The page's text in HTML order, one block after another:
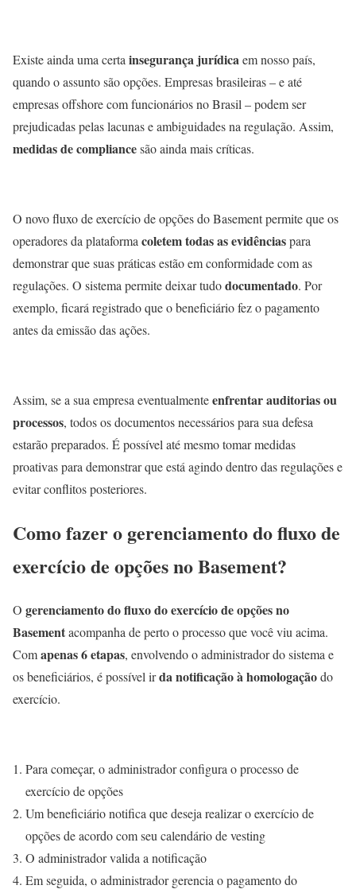
Existe ainda uma certainsegurança jurídicaem nosso país,
quando o assunto são opções. Empresas brasileiras – e até
empresas offshore com funcionários no Brasil – podem ser
prejudicadas pelas lacunas e ambiguidades na regulação. Assim,
medidas de compliancesão ainda mais críticas.
O novo fluxo de exercício de opções do Basement permite que os
operadores da plataformacoletem todas as evidênciaspara
demonstrar que suas práticas estão em conformidade com as
regulações. O sistema permite deixar tudodocumentado. Por
exemplo, ficará registrado que o beneficiário fez o pagamento
antes da emissão das ações.
Assim, se a sua empresa eventualmenteenfrentar auditorias ou
processos, todos os documentos necessários para sua defesa
estarão preparados. É possível até mesmo tomar medidas
proativas para demonstrar que está agindo dentro das regulações e
evitar conflitos posteriores.
Como fazer o gerenciamento do fluxo de
exercício de opções no Basement?
O gerenciamento do fluxo do exercício de opções no
Basementacompanha de perto o processo que você viu acima.
Comapenas 6 etapas, envolvendo o administrador do sistema e
os beneficiários, é possível irda notificação à homologaçãodo
exercício.
Para começar, o administrador configura o processo de
exercício de opções
Um beneficiário notifica que deseja realizar o exercício de
opções de acordo com seu calendário de vesting
O administrador valida a notificação
Em seguida, o administrador gerencia o pagamento do